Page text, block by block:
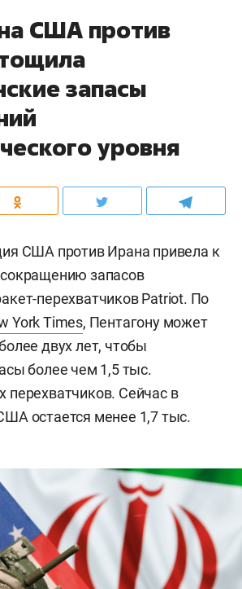
США против
запасы
уровня
США против Ирана привела к
запасов
перехватчиков Patriot. По
York Times, Пентагону может
двух лет, чтобы
более чем 1,5 тыс.
перехватчиков. Сейчас в
остается менее 1,7 тыс.